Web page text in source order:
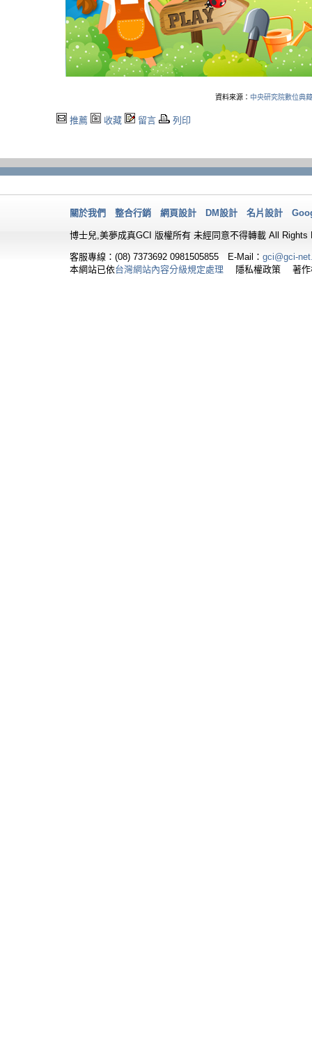
資料來源： 中央研究院數位典
推薦 收藏 留言 列印
關於我們 整合行銷 網頁設計 DM設計 名片設計
博士兒,美夢成真GCI 版權所有 未經同意不得轉載 All Rights
客服專線：(08) 7373692 0981505855 E-Mail： gci@gci-
本網站已依台灣網站內容分級規定處理 隱私權政策 著作